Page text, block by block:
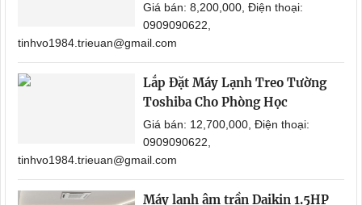
Giá bán: 8,200,000, Điện thoại:
0909090622,
tinhvo1984.trieuan@gmail.com
Lắp Đặt Máy Lạnh Treo Tường
Toshiba Cho Phòng Học
Giá bán: 12,700,000, Điện thoại:
0909090622,
tinhvo1984.trieuan@gmail.com
Máy lạnh âm trần Daikin 1.5HP